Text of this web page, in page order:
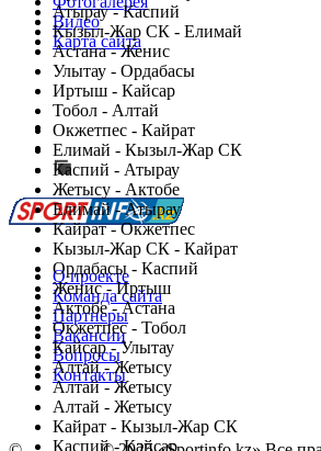
Атырау - Каспий
Кызыл-Жар СК - Елимай
Астана - Женис
Улытау - Ордабасы
Иртыш - Кайсар
Тобол - Алтай
Окжетпес - Кайрат
Елимай - Кызыл-Жар СК
Каспий - Атырау
Жетысу - Актобе
Елимай - Атырау
Кайрат - Окжетпес
Кызыл-Жар СК - Кайрат
Ордабасы - Каспий
Женис - Иртыш
Актобе - Астана
Окжетпес - Тобол
Кайсар - Улытау
Алтай - Жетысу
Алтай - Жетысу
Алтай - Жетысу
Кайрат - Кызыл-Жар СК
Каспий - Кайсар
Видео
Карта сайта
Есть идея?
Сообщить о мероприятии
Перейти на старый сайт
О проекте
Команда сайта
Партнеры
Вакансии
Вопросы
Контакты